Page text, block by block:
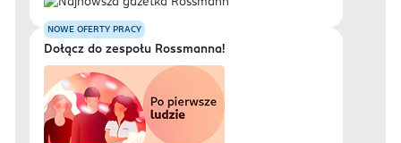
NOWE OFERTY PRACY
Dołącz do zespołu Rossmanna!